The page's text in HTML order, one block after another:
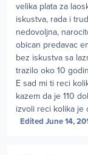
velika plata za
iskustva, rada i
nedovoljna,
obican predavac
bez iskustva sa
trazilo oko 10
E sad mi ti reci
kazem da je 110
izvoli reci kolika je
Edited June 14,